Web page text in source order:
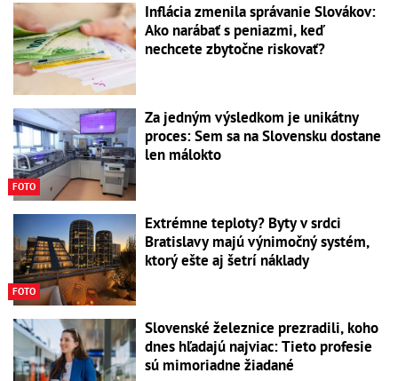
Inflácia zmenila správanie Slovákov:
Ako narábať s peniazmi, keď
nechcete zbytočne riskovať?
FOTO
Za jedným výsledkom je unikátny
proces: Sem sa na Slovensku dostane
len málokto
FOTO
Extrémne teploty? Byty v srdci
Bratislavy majú výnimočný systém,
ktorý ešte aj šetrí náklady
Slovenské železnice prezradili, koho
dnes hľadajú najviac: Tieto profesie
sú mimoriadne žiadané